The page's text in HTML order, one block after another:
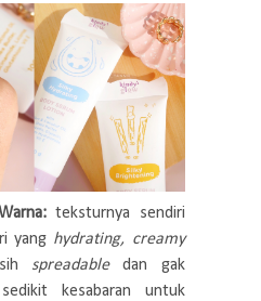
teksturnya sendiri
yang hydrating, creamy
spreadabledan gak
kesabaran untuk